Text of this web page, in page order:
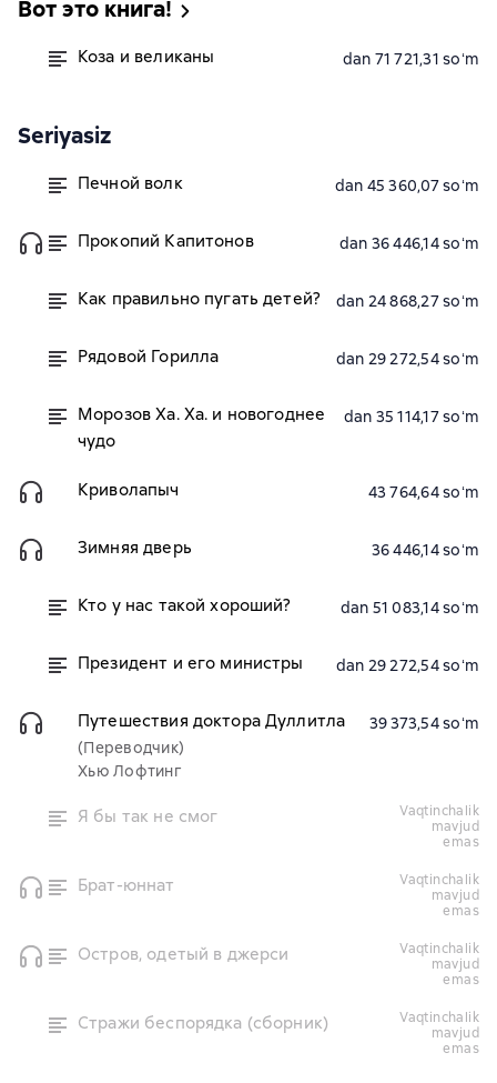
Вот это книга!
Коза и великаны dan 71 721,31 soʻm
Seriyasiz
Печной волк dan 45 360,07 soʻm
Прокопий Капитонов dan 36 446,14 soʻm
Как правильно пугать детей? dan 24 868,27 soʻm
Рядовой Горилла dan 29 272,54 soʻm
Морозов Ха. Ха. и новогоднее
чудо
dan 35 114,17 soʻm
Криволапыч 43 764,64 soʻm
Зимняя дверь 36 446,14 soʻm
Кто у нас такой хороший? dan 51 083,14 soʻm
Президент и его министры dan 29 272,54 soʻm
Путешествия доктора Дуллитла
(Переводчик)
Хью Лофтинг
39 373,54 soʻm
Я бы так не смог
vaqtinchalik
mavjud
emas
Брат-юннат
vaqtinchalik
mavjud
emas
Остров, одетый в джерси
vaqtinchalik
mavjud
emas
Стражи беспорядка (сборник)
vaqtinchalik
mavjud
emas